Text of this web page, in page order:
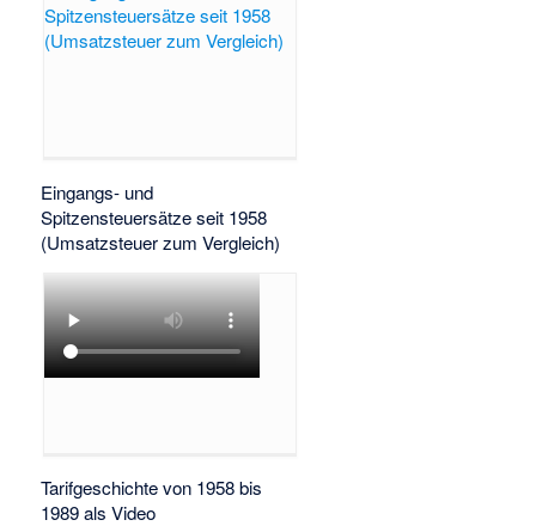
Eingangs- und
Spitzensteuersätze seit 1958
(Umsatzsteuer zum Vergleich)
Tarifgeschichte von 1958 bis
1989 als Video